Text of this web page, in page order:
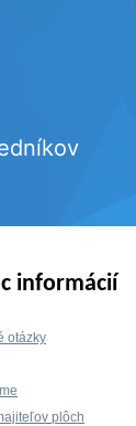
informácií
otázky
plôch